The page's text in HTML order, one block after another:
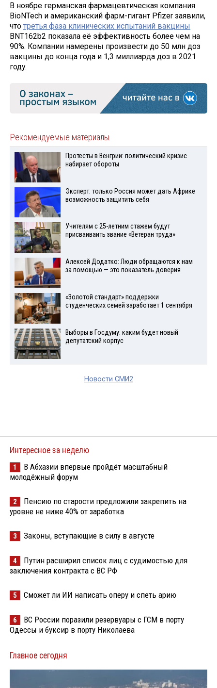
В ноябре германская фармацевтическая компания
BioNTech и американский фарм-гигант Pfizer заявили,
что третья фаза клинических испытаний вакцины
BNT162b2 показала её эффективность более чем на
90%. Компании намерены произвести до 50 млн доз
вакцины до конца года и 1,3 миллиарда доз в 2021
году.
Рекомендуемые материалы
Протесты в Венгрии: политический кризис
набирает обороты
Эксперт: только Россия может дать Африке
возможность защитить себя
Учителям с 25-летним стажем будут
присваиваить звание «Ветеран труда»
Алексей Додатко: Люди обращаются к нам
за помощью — это показатель доверия
«Золотой стандарт» поддержки
студенческих семей заработает 1 сентября
Выборы в Госдуму: каким будет новый
депутатский корпус
Новости СМИ2
Интересное за неделю
1
В Абхазии впервые пройдёт масштабный
молодёжный форум
2
Пенсию по старости предложили закрепить на
уровне не ниже 40% от заработка
3 Законы, вступающие в силу в августе
4
Путин расширил список лиц с судимостью для
заключения контракта с ВС РФ
5 Сможет ли ИИ написать оперу и спеть арию
6
ВС России поразили резервуары с ГСМ в порту
Одессы и буксир в порту Николаева
Главное сегодня